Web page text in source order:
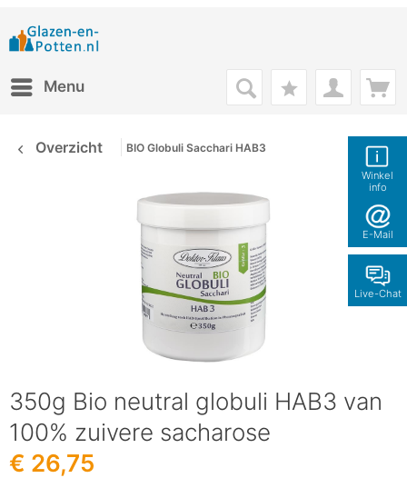
Winkel
info
E-Mail
Live-Chat
Menu
Overzicht BIO Globuli Sacchari HAB3
350g Bio neutral globuli HAB3 van
100% zuivere sacharose
€ 26,75